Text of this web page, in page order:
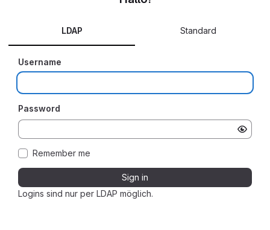
Logins sind nur per LDAP möglich.
LDAP Standard
Username
Password
Remember me
Sign in